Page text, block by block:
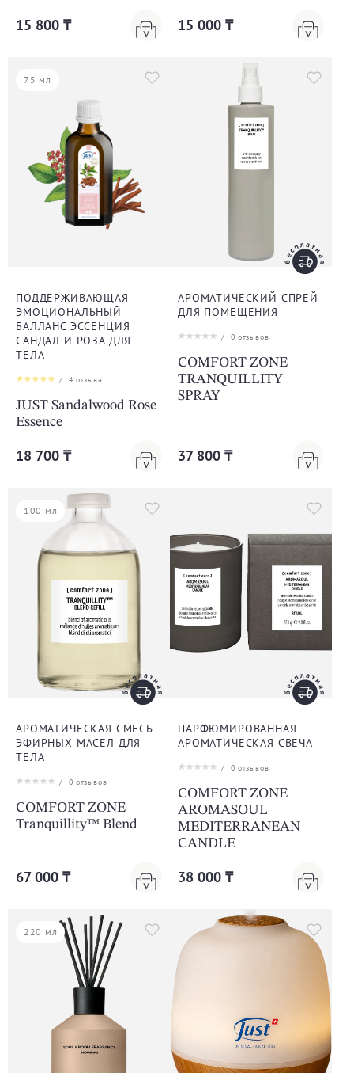
15 800 ₸ 15 000 ₸
75 мл
ПОДДЕРЖИВАЮЩАЯ
ЭМОЦИОНАЛЬНЫЙ
БАЛЛАНС ЭССЕНЦИЯ
САНДАЛ И РОЗА ДЛЯ
ТЕЛА
/ 4отзыва
JUST Sandalwood Rose
Essence
18 700 ₸
АРОМАТИЧЕСКИЙ СПРЕЙ
ДЛЯ ПОМЕЩЕНИЯ
/ 0 отзывов
COMFORT ZONE
TRANQUILLITY
SPRAY
37 800 ₸
100 мл
АРОМАТИЧЕСКАЯ СМЕСЬ
ЭФИРНЫХ МАСЕЛ ДЛЯ
ТЕЛА
/ 0 отзывов
COMFORT ZONE
Tranquillity™ Blend
67 000 ₸
ПАРФЮМИРОВАННАЯ
АРОМАТИЧЕСКАЯ СВЕЧА
/ 0 отзывов
COMFORT ZONE
AROMASOUL
MEDITERRANEAN
CANDLE
38 000 ₸
220 мл